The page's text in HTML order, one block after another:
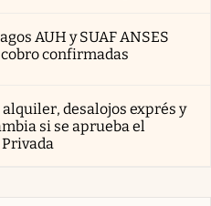
AUH y SUAF ANSES
confirmadas
desalojos exprés y
si se aprueba el